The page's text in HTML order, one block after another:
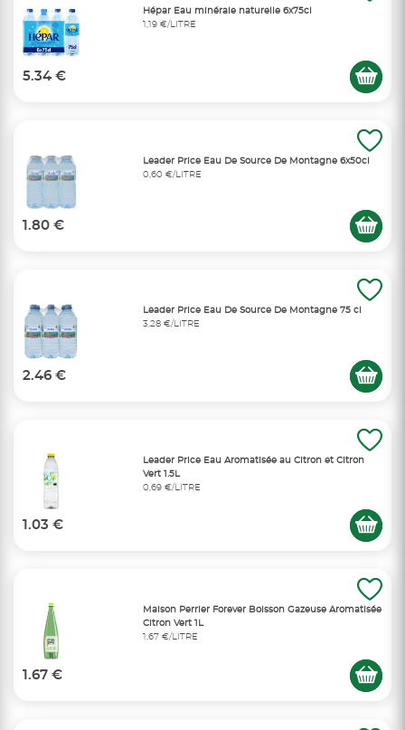
Hépar Eau minérale naturelle 6x75cl
1,19 €/LITRE
5.34 €
Leader Price Eau De Source De Montagne 6x50cl
0,60 €/LITRE
1.80 €
Leader Price Eau De Source De Montagne 75 cl
3,28 €/LITRE
2.46 €
Leader Price Eau Aromatisée au Citron et Citron
Vert 1.5L
0,69 €/LITRE
1.03 €
Maison Perrier Forever Boisson Gazeuse Aromatisée
Citron Vert 1L
1,67 €/LITRE
1.67 €